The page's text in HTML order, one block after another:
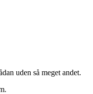
uden så meget andet.